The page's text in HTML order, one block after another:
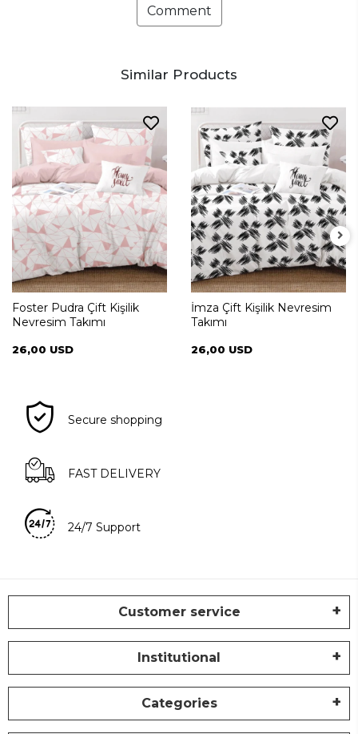
Comment
Similar Products
Foster Pudra Çift Kişilik
Nevresim Takımı
26,00 USD
İmza Çift Kişilik Nevresim
Takımı
26,00 USD
Secure shopping
FAST DELIVERY
24/7 Support
Customer service
Institutional
Categories